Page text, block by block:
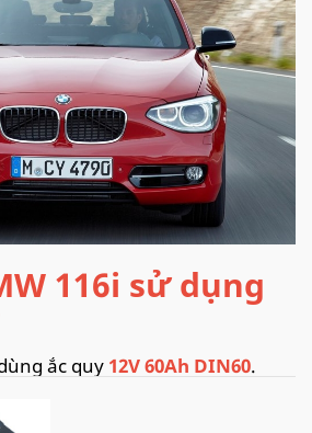
116i sử dụng
ắc quy 12V 60Ah DIN60.
hiệu ắc quy nào?